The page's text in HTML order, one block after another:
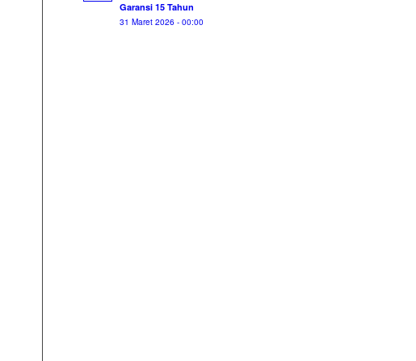
Garansi 15 Tahun
31 Maret 2026 - 00:00